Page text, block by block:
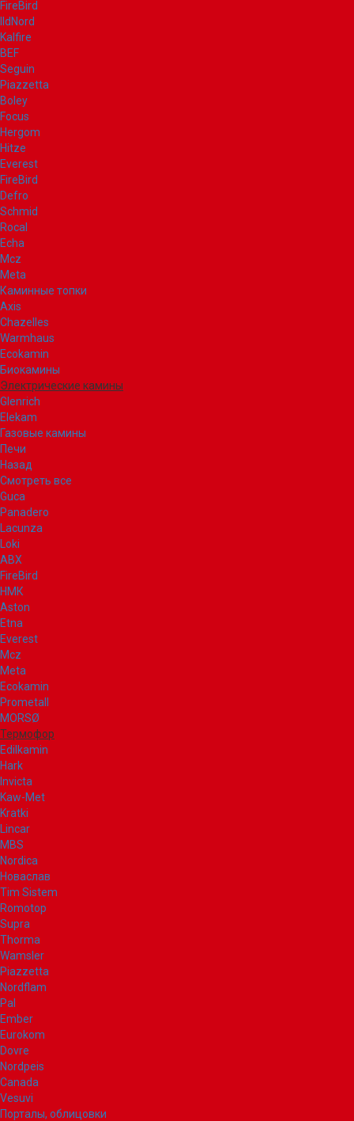
FireBird
IldNord
Kalfire
BEF
Seguin
Piazzetta
Boley
Focus
Hergom
Hitze
Everest
FireBird
Defro
Schmid
Rocal
Echa
Mcz
Meta
Каминные топки
Axis
Chazelles
Warmhaus
Ecokamin
Биокамины
Электрические камины
Glenrich
Elekam
Газовые камины
Печи
Назад
Смотреть все
Guca
Panadero
Lacunza
Loki
ABX
FireBird
НМК
Aston
Etna
Everest
Mcz
Meta
Ecokamin
Prometall
MORSØ
Термофор
Edilkamin
Hark
Invicta
Kaw-Met
Kratki
Lincar
MBS
Nordica
Новаслав
Tim Sistem
Romotop
Supra
Thorma
Wamsler
Piazzetta
Nordflam
Pal
Ember
Eurokom
Dovre
Nordpeis
Canada
Vesuvi
Порталы, облицовки